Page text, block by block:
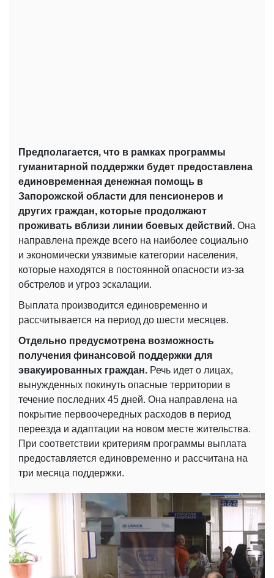
Предполагается, что в рамках программы
гуманитарной поддержки будет предоставлена ​​
единовременная денежная помощь в
Запорожской области для пенсионеров и
других граждан, которые продолжают
проживать вблизи линии боевых действий. Она
направлена ​​прежде всего на наиболее социально
и экономически уязвимые категории населения,
которые находятся в постоянной опасности из-за
обстрелов и угроз эскалации.
Выплата производится единовременно и
рассчитывается на период до шести месяцев.
Отдельно предусмотрена возможность
получения финансовой поддержки для
эвакуированных граждан. Речь идет о лицах,
вынужденных покинуть опасные территории в
течение последних 45 дней. Она направлена ​​на
покрытие первоочередных расходов в период
переезда и адаптации на новом месте жительства.
При соответствии критериям программы выплата
предоставляется единовременно и рассчитана на
три месяца поддержки.